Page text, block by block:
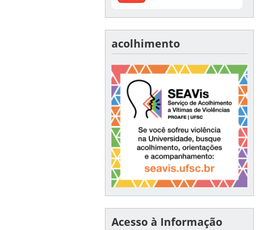
acolhimento
Acesso à Informação